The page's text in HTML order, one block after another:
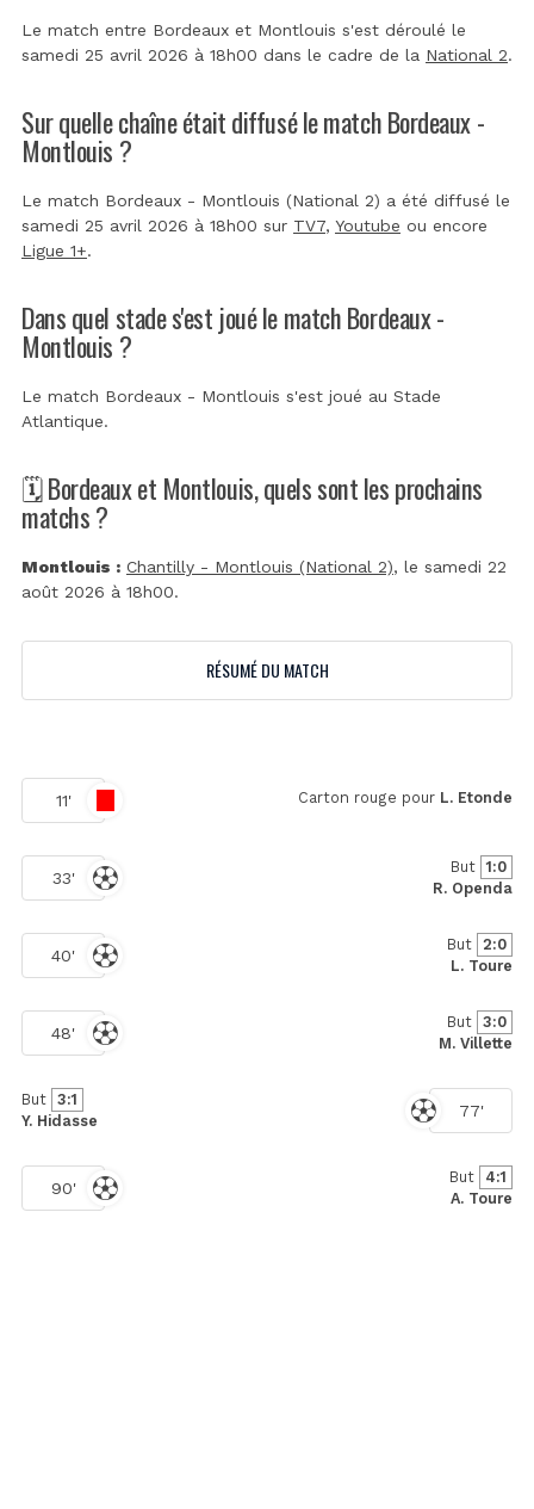
Le match entre Bordeaux et Montlouis s'est déroulé le
samedi 25 avril 2026 à 18h00 dans le cadre de la National 2.
Sur quelle chaîne était diffusé le match Bordeaux -
Montlouis ?
Le match Bordeaux - Montlouis (National 2) a été diffusé le
samedi 25 avril 2026 à 18h00 sur TV7, Youtube ou encore
Ligue 1+.
Dans quel stade s'est joué le match Bordeaux -
Montlouis ?
Le match Bordeaux - Montlouis s'est joué au Stade
Atlantique.
🗓️ Bordeaux et Montlouis, quels sont les prochains
matchs ?
Montlouis : Chantilly - Montlouis (National 2), le samedi 22
août 2026 à 18h00.
RÉSUMÉ DU MATCH
11' Carton rouge pour L. Etonde
33'
But 1:0
R. Openda
40'
But 2:0
L. Toure
48'
But 3:0
M. Villette
77'
But 3:1
Y. Hidasse
90'
But
4:1
A. Toure